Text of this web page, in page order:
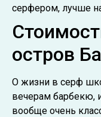
серфером, лучше
остров
О жизни в серф
вечерам барбекю,
вообще очень